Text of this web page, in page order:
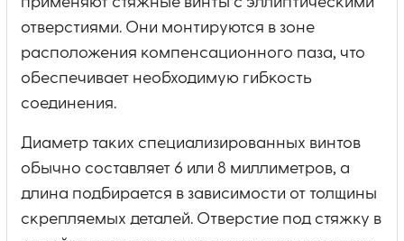
отверстиями. Они монтируются в зоне
расположения компенсационного паза, что
обеспечивает необходимую гибкость
соединения.
Диаметр таких специализированных винтов
обычно составляет 6 или 8 миллиметров, а
длина подбирается в зависимости от толщины
скрепляемых деталей. Отверстие под стяжку в